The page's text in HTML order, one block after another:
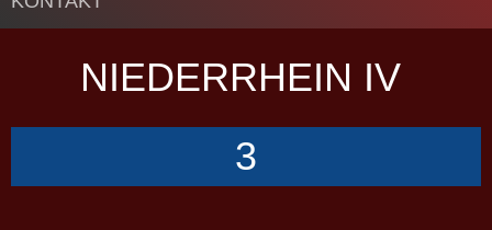
NIEDERRHEIN IV
3